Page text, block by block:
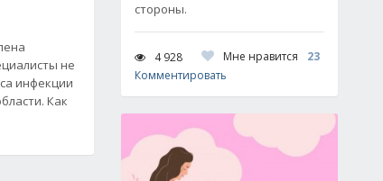
не
инфекции
Как
стороны.
4 928 Мне нравится
23
Комментировать